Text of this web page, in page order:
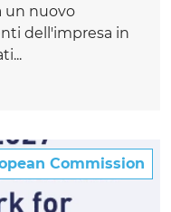
un nuovo
dell'impresa in
Commission